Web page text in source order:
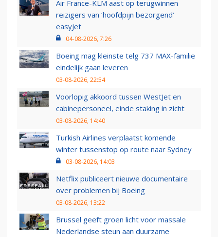
Air France-KLM aast op terugwinnen
reizigers van ‘hoofdpijn bezorgend’
easyJet
04-08-2026, 7:26
Boeing mag kleinste telg 737 MAX-familie
eindelijk gaan leveren
03-08-2026, 22:54
Voorlopig akkoord tussen WestJet en
cabinepersoneel, einde staking in zicht
03-08-2026, 14:40
Turkish Airlines verplaatst komende
winter tussenstop op route naar Sydney
03-08-2026, 14:03
Netflix publiceert nieuwe documentaire
over problemen bij Boeing
03-08-2026, 13:22
Brussel geeft groen licht voor massale
Nederlandse steun aan duurzame